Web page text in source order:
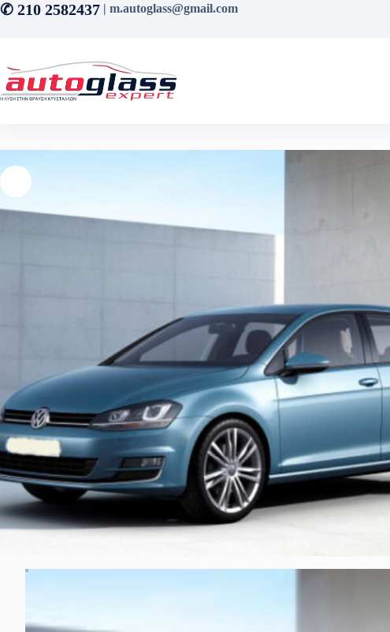
Μετάβαση
στο
✆ 210 2582437 | m.autoglass@gmail.com